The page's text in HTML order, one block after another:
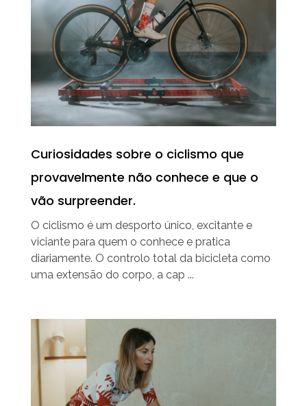
Curiosidades sobre o ciclismo que
provavelmente não conhece e que o
vão surpreender.
O ciclismo é um desporto único, excitante e
viciante para quem o conhece e pratica
diariamente. O controlo total da bicicleta como
uma extensão do corpo, a cap ...